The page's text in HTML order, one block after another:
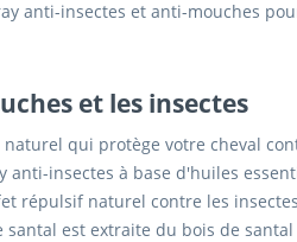
anti-insectes et anti-mouches
et les insectes
naturel qui protège votre cheval
insectes à base d'huiles
répulsif naturel contre les
est extraite du bois de